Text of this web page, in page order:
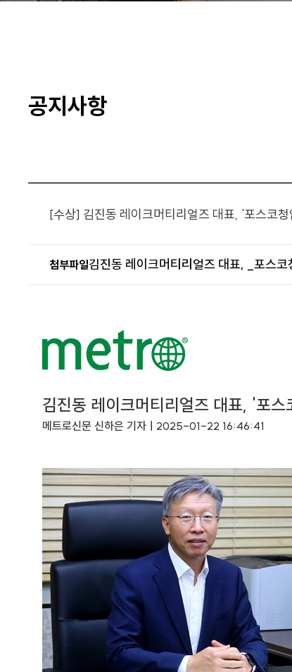
공지사항
[수상] 김진동 레이크머티리얼즈 대표, '포스코
첨부파일김진동 레이크머티리얼즈 대표, _포스
김진동 레이크머티리얼즈 대표, '포
메트로신문 신하은 기자ㅣ2025-01-22 16:46:41